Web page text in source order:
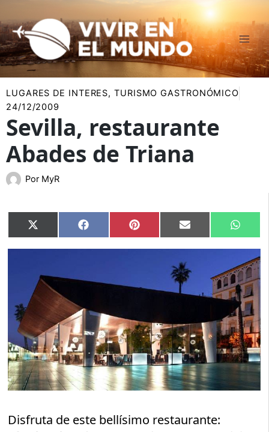
al
contenido
LUGARES DE INTERES,TURISMO GASTRONÓMICO
24/12/2009
Sevilla, restaurante
Abades de Triana
Por MyR
Compartir
en
X
(Twitter)
Compartir
en
Facebook Compartir
en
Pinterest Compartir
en
Email
en
Disfruta de este bellísimo restaurante: